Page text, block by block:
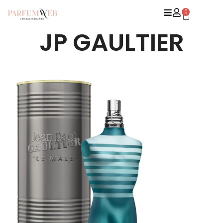
0
JP GAULTIER